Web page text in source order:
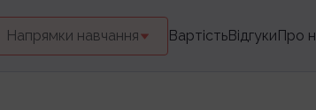
Напрямки навчання ВартістьВідгукиПро